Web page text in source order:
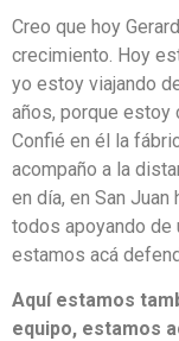
Creo que hoy
crecimiento. Hoy
yo estoy viajando
años, porque estoy
Confié en él la
acompaño a la
en día, en San
todos apoyando de
estamos acá
Aquí estamos
equipo, estamos